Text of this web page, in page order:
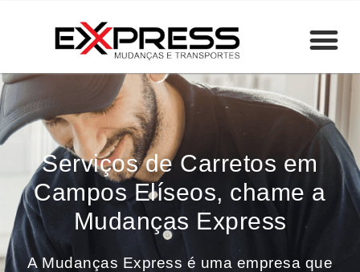
Serviços de Carretos em
Campos Elíseos, chame a
Mudanças Express
A Mudanças Express é uma empresa que